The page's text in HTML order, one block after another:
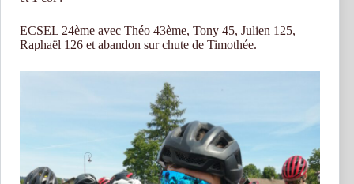
ECSEL 24ème avec Théo 43ème, Tony 45, Julien 125,
Raphaël 126 et abandon sur chute de Timothée.